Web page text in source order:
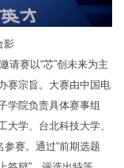
影
请赛以“芯”创未来为主
赛宗旨。大赛由中国电
学院负责具体赛事组
学、台北科技大学、
赛。通过“前期选题